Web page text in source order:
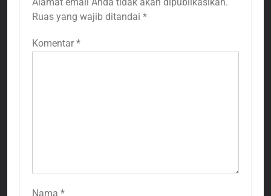
Ruas yang wajib ditandai *
Komentar *
Nama *